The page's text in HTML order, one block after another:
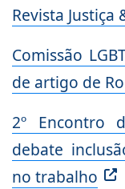
Revista Justiça
Comissão
de artigo de
2º Encontro
debate
no trabalho